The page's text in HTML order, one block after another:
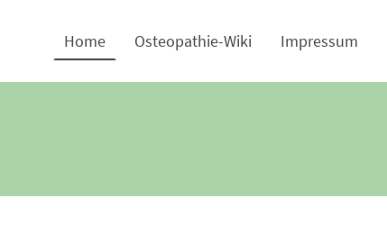
Home Osteopathie-Wiki Impressum